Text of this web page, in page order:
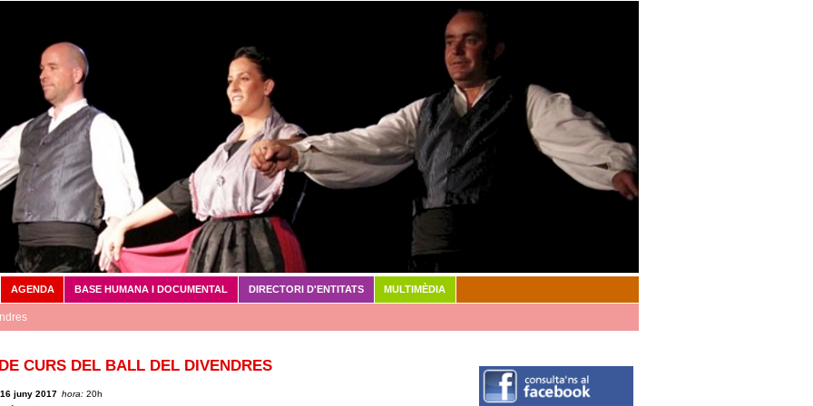
CURS DEL BALL DEL DIVENDRES
juny 2017 hora: 20h
AGENDA BASE HUMANA I DOCUMENTAL DIRECTORI D'ENTITATS MULTIMÈDIA